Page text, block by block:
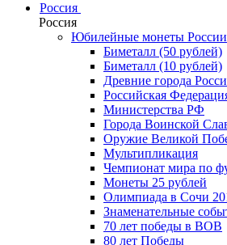
Россия
Россия
Юбилейные монеты России
Биметалл (50 рублей)
Биметалл (10 рублей)
Древние города
Российская
Министерства РФ
Города Воинской
Оружие Великой
Мультипликация
Чемпионат мира по
Монеты 25 рублей
Олимпиада в Сочи
Знаменательные
70 лет победы в ВОВ
80 лет Победы